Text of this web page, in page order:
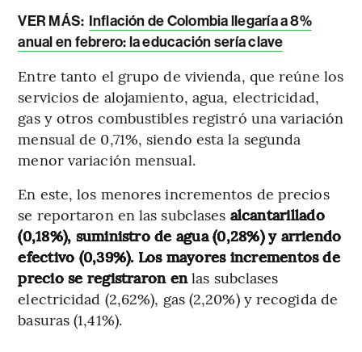
VER MÁS: Inflación de Colombia llegaría a 8%
anual en febrero: la educación sería clave
Entre tanto el grupo de vivienda, que reúne los
servicios de alojamiento, agua, electricidad,
gas y otros combustibles registró una variación
mensual de 0,71%, siendo esta la segunda
menor variación mensual.
En este, los menores incrementos de precios
se reportaron en las subclases alcantarillado
(0,18%), suministro de agua (0,28%) y arriendo
efectivo (0,39%). Los mayores incrementos de
precio se registraron enlas subclases
electricidad (2,62%), gas (2,20%) y recogida de
basuras (1,41%).